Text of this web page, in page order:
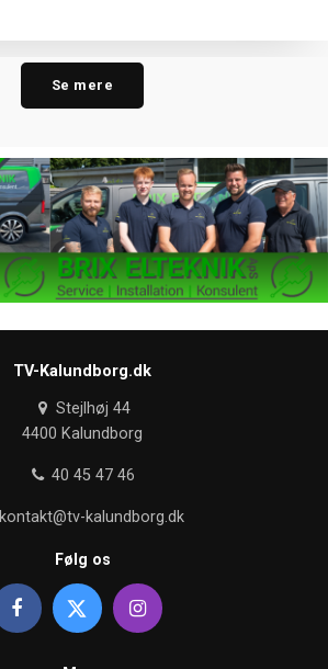
Se mere
TV-Kalundborg.dk
Stejlhøj 44
4400 Kalundborg
40 45 47 46
kontakt@tv-kalundborg.dk
Følg os